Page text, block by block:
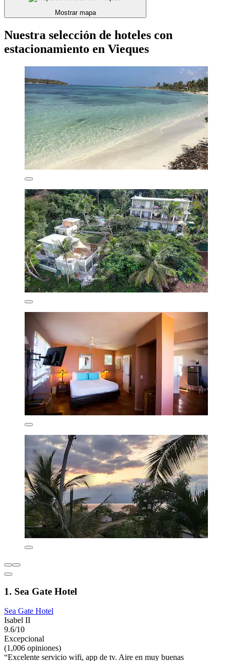
Mostrar mapa
Nuestra selección de hoteles con
estacionamiento en Vieques
1. Sea Gate Hotel
Sea Gate Hotel
Isabel II
9.6/10
Excepcional
(1,006 opiniones)
“Excelente servicio wifi, app de tv. Aire en muy buenas